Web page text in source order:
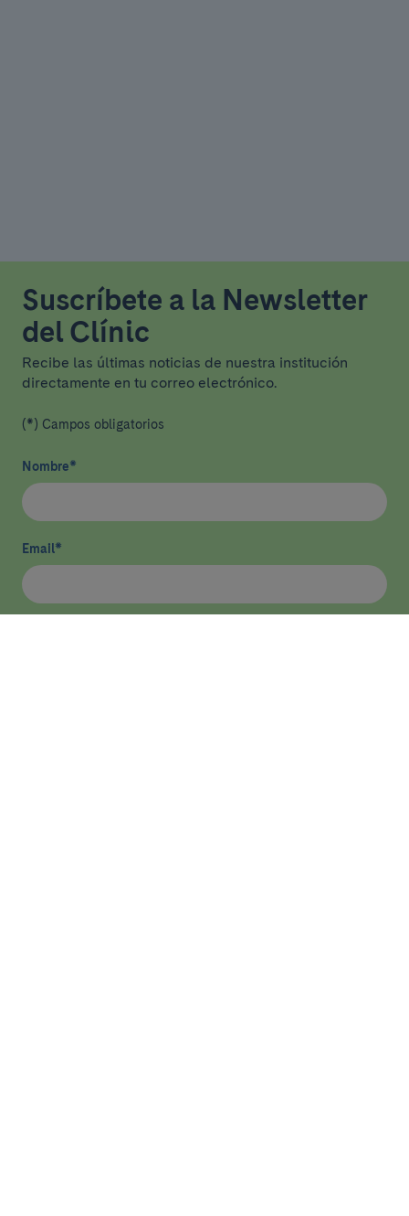
Suscríbete a la Newsletter
del Clínic
Recibe las últimas noticias de nuestra institución
directamente en tu correo electrónico.
(*) Campos obligatorios
Nombre*
Email*